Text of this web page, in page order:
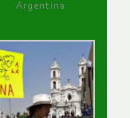
Argentina